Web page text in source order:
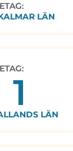
LÄN
1
LÄN